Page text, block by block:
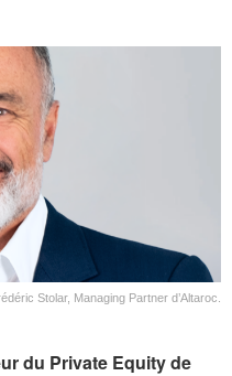
Stolar, Managing Partner d’Altaroc.
du Private Equity de